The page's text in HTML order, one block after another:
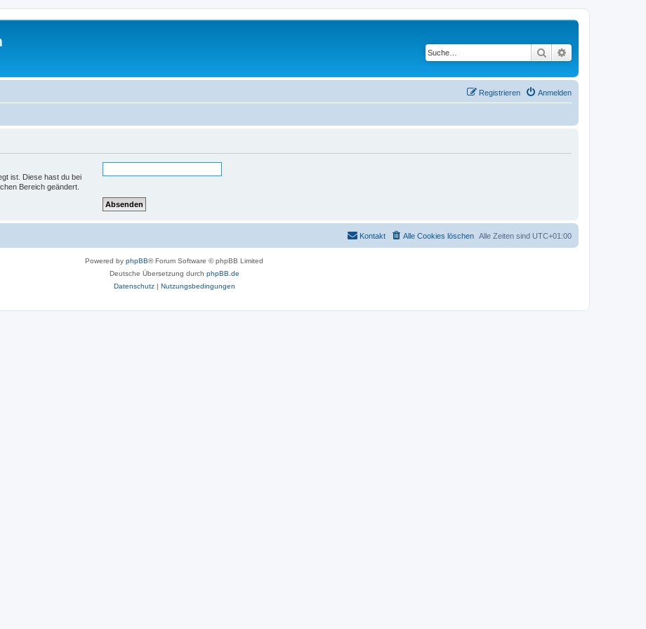
Suche
Anmelden
Registrieren
ist. Diese hast du bei
Bereich geändert.
Alle Zeiten sind UTC+01:00
Alle Cookies löschen
Kontakt
Powered by phpBB® Forum Software © phpBB Limited
Deutsche Übersetzung durch phpBB.de
Datenschutz| Nutzungsbedingungen